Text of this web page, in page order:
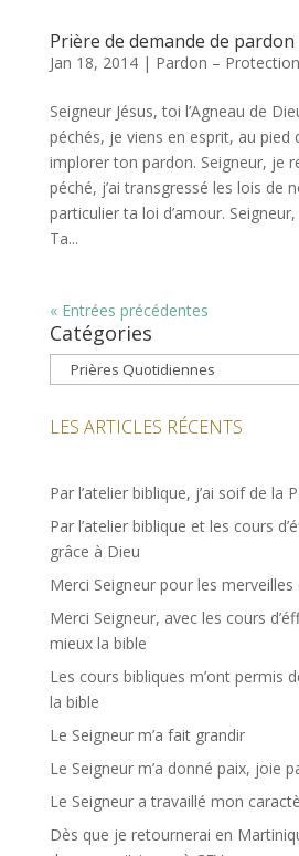
Prière de demande de pardon
Jan 18, 2014| Pardon –
Seigneur Jésus, toi l’Agneau de
péchés, je viens en esprit, au pied
implorer ton pardon. Seigneur, je
péché, j’ai transgressé les lois de
particulier ta loi d’amour.
Ta...
« Entrées précédentes
Catégories
Catégories
LES ARTICLES RÉCENTS
Par l’atelier biblique, j’ai soif de la
Par l’atelier biblique et les cours
grâce à Dieu
Merci Seigneur pour les merveilles
Merci Seigneur, avec les cours
mieux la bible
Les cours bibliques m’ont permis
la bible
Le Seigneur m’a fait grandir
Le Seigneur m’a donné paix, joie
Le Seigneur a travaillé mon
Dès que je retournerai en